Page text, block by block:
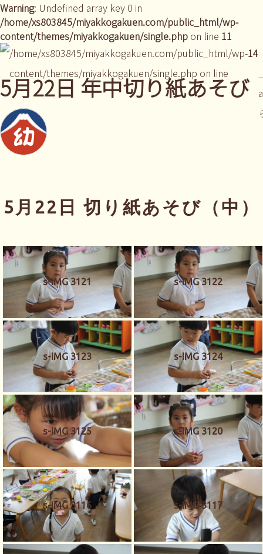
Warning: Undefined array key 0 in
/home/xs803845/miyakkogakuen.com/public_html/wp-
content/themes/miyakkogakuen/single.php on line 11
/home/xs803845/miyakkogakuen.com/public_html/wp-
content/themes/miyakkogakuen/single.php on line
14
5月22日 年中切り紙あそび
5月22日 切り紙あそび（中）
s-IMG 3121 s-IMG 3122
s-IMG 3123 s-IMG 3124
s-IMG 3125 s-IMG 3120
s-IMG 3116 s-IMG 3117